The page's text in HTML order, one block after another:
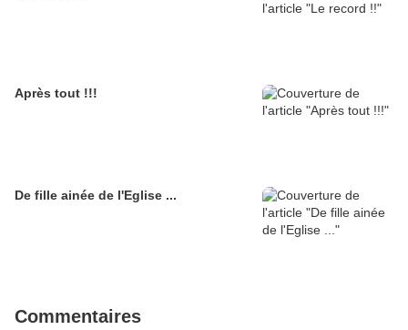
Après tout !!!
De fille ainée de l'Eglise ...
Commentaires